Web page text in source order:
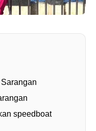
speedboat